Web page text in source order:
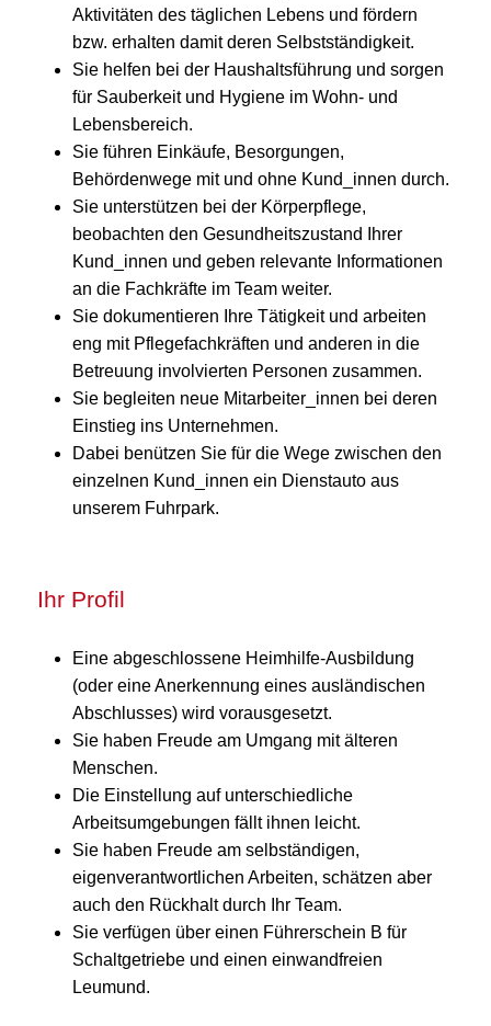
Aktivitäten des täglichen Lebens und fördern
bzw. erhalten damit deren Selbstständigkeit.
Sie helfen bei der Haushaltsführung und sorgen
für Sauberkeit und Hygiene im Wohn- und
Lebensbereich.
Sie führen Einkäufe, Besorgungen,
Behördenwege mit und ohne Kund_innen durch.
Sie unterstützen bei der Körperpflege,
beobachten den Gesundheitszustand Ihrer
Kund_innen und geben relevante Informationen
an die Fachkräfte im Team weiter.
Sie dokumentieren Ihre Tätigkeit und arbeiten
eng mit Pflegefachkräften und anderen in die
Betreuung involvierten Personen zusammen.
Sie begleiten neue Mitarbeiter_innen bei deren
Einstieg ins Unternehmen.
Dabei benützen Sie für die Wege zwischen den
einzelnen Kund_innen ein Dienstauto aus
unserem Fuhrpark.
Ihr Profil
Eine abgeschlossene Heimhilfe-Ausbildung
(oder eine Anerkennung eines ausländischen
Abschlusses) wird vorausgesetzt.
Sie haben Freude am Umgang mit älteren
Menschen.
Die Einstellung auf unterschiedliche
Arbeitsumgebungen fällt ihnen leicht.
Sie haben Freude am selbständigen,
eigenverantwortlichen Arbeiten, schätzen aber
auch den Rückhalt durch Ihr Team.
Sie verfügen über einen Führerschein B für
Schaltgetriebe und einen einwandfreien
Leumund.